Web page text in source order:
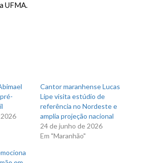
UFMA.
Cantor maranhense Lucas
Lipe visita estúdio de
referência no Nordeste e
amplia projeção nacional
24 de junho de 2026
Em "Maranhão"